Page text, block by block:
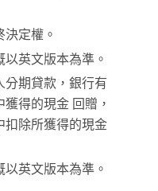
定權。
英文版本為準。
期貸款，銀行有
得的現金 回贈，
扣除所獲得的現金
英文版本為準。